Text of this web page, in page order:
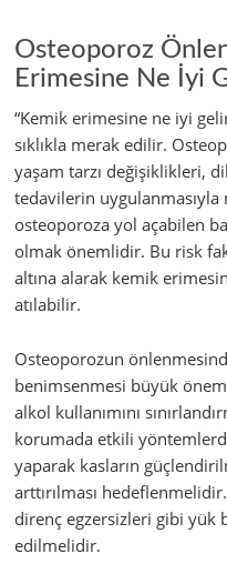
Osteoporoz
Erimesine Ne İyi
“Kemik erimesine ne iyi
sıklıkla merak edilir.
yaşam tarzı değişiklikleri,
tedavilerin
osteoporoza yol açabilen
olmak önemlidir. Bu risk
altına alarak kemik
atılabilir.
Osteoporozun
benimsenmesi büyük
alkol kullanımını
korumada etkili
yaparak kasların
arttırılması
direnç egzersizleri gibi
edilmelidir.